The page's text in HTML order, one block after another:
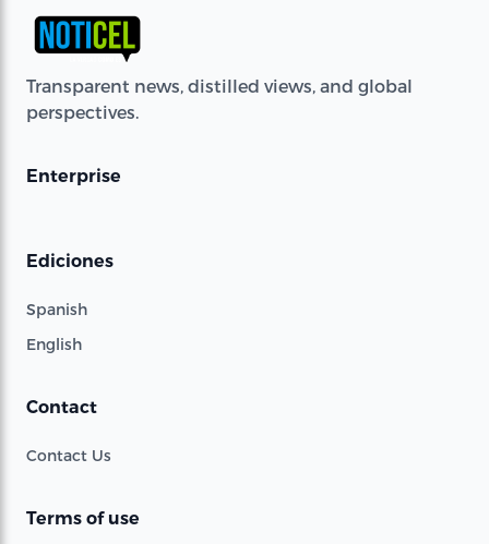
Transparent news, distilled views, and global
perspectives.
Enterprise
Ediciones
Spanish
English
Contact
Contact Us
Terms of use